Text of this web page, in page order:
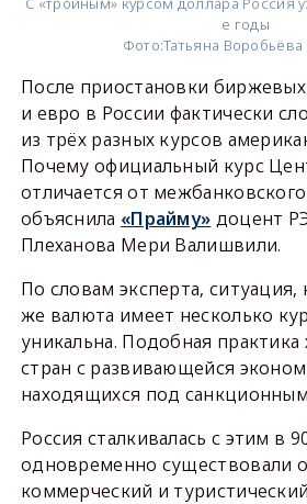
е годы
Фото:Татьяна
После приостановки
и евро в России фактически
из трёх разных курсов
Почему официальный курс
отличается от
объяснила «Прайму» доцент
Плеханова Мери Валишвили.
По словам эксперта, ситуация,
же валюта имеет несколько
уникальна. Подобная практика
стран с развивающейся
находящихся под
Россия сталкивалась с этим в
одновременно существовали
коммерческий и